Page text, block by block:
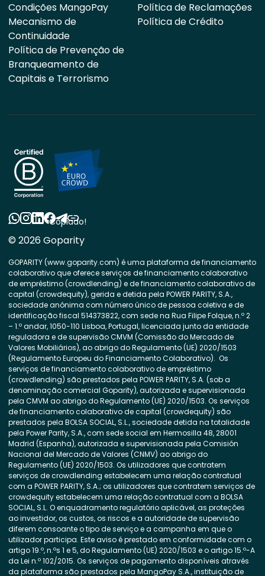
Condições MangoPay
Mecanismo de
Continuidade
Política de Prevenção de
Branqueamento de
Capitais e Terrorismo
Política de Reclamações
Política de Crédito
© 2026 Goparity
GOPARITY (www.goparity.com) é uma plataforma de financiamento
colaborativo que oferece serviços de financiamento colaborativo
de empréstimo (crowdlending) e de financiamento colaborativo de
capital (crowdequity), gerida e detida pela POWER PARITY, S.A.,
sociedade anónima com número único de pessoa coletiva e de
identificação fiscal 514373822, com sede na Rua Filipe Folque, n.º 2
– 1.º andar, 1050-110 Lisboa, Portugal, licenciada junto da entidade
reguladora e de supervisão CMVM (Comissão do Mercado de
Valores Mobiliários), ao abrigo do Regulamento (UE) 2020/1503
(Regulamento Europeu do Financiamento Colaborativo). Os
serviços de financiamento colaborativo de empréstimo
(crowdlending) são prestados pela POWER PARITY, S.A. (sob a
denominação comercial Goparity), autorizada e supervisionada
pela CMVM ao abrigo do Regulamento (UE) 2020/1503. Os serviços
de financiamento colaborativo de capital (crowdequity) são
prestados pela BOLSA SOCIAL, S.L., sociedade detida na totalidade
pela Power Parity, S.A., com sede social em Hermosilla 48, 28001
Madrid (Espanha), autorizada e supervisionada pela Comisión
Nacional del Mercado de Valores (CNMV) ao abrigo do
Regulamento (UE) 2020/1503. Os utilizadores que contratem
serviços de crowdlending estabelecem uma relação contratual
com a POWER PARITY, S.A.; os utilizadores que contratem serviços de
crowdequity estabelecem uma relação contratual com a BOLSA
SOCIAL, S.L. O enquadramento regulatório aplicável, as proteções
ao investidor, os custos, os riscos e a autoridade de supervisão
diferem consoante o tipo de serviço e a campanha em que o
utilizador participa. Este aviso é prestado em conformidade com o
artigo 19.º, n.ºs 1 e 5, do Regulamento (UE) 2020/1503 e o artigo 15.º-A
da Lei n.º 102/2015. Os serviços de pagamento disponíveis através
da plataforma são prestados pela MangoPay S.A., instituição de
Copiado!